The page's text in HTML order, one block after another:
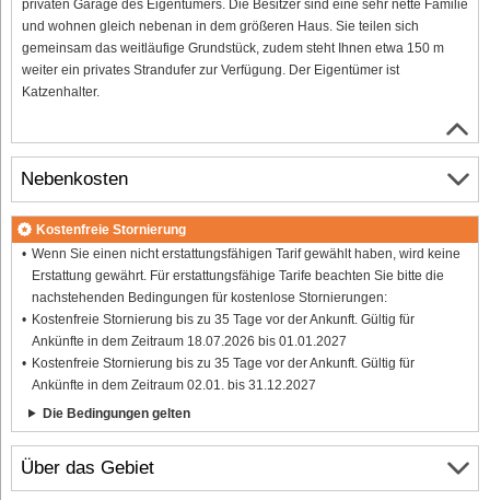
privaten Garage des Eigentümers. Die Besitzer sind eine sehr nette Familie
und wohnen gleich nebenan in dem größeren Haus. Sie teilen sich
gemeinsam das weitläufige Grundstück, zudem steht Ihnen etwa 150 m
weiter ein privates Strandufer zur Verfügung. Der Eigentümer ist
Katzenhalter.
Über das Gebiet
Nebenkosten
Kostenfreie Stornierung
Wenn Sie einen nicht erstattungsfähigen Tarif gewählt haben, wird keine
Erstattung gewährt. Für erstattungsfähige Tarife beachten Sie bitte die
nachstehenden Bedingungen für kostenlose Stornierungen:
Kostenfreie Stornierung bis zu 35 Tage vor der Ankunft. Gültig für
Ankünfte in dem Zeitraum 18.07.2026 bis 01.01.2027
Kostenfreie Stornierung bis zu 35 Tage vor der Ankunft. Gültig für
Ankünfte in dem Zeitraum 02.01. bis 31.12.2027
Die Bedingungen gelten